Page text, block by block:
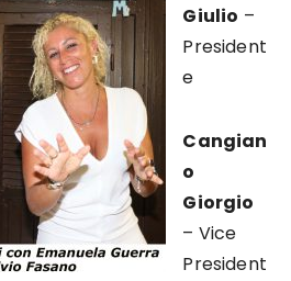
Giulio –
President
e
Cangian
o
Giorgio
– Vice
President